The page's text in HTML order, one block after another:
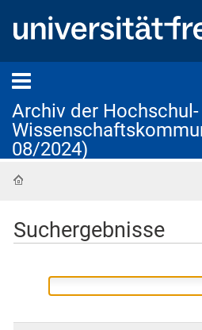
Archiv der Hochschul-
08/2024)
Suchergebnisse